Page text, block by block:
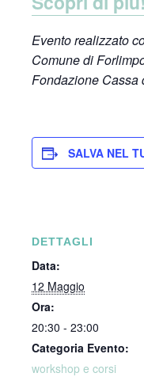
Evento realizzato
Comune di
Fondazione Cassa
SALVA NEL
DETTAGLI
Data:
12 Maggio
Ora:
20:30 - 23:00
Categoria Evento:
workshop e corsi